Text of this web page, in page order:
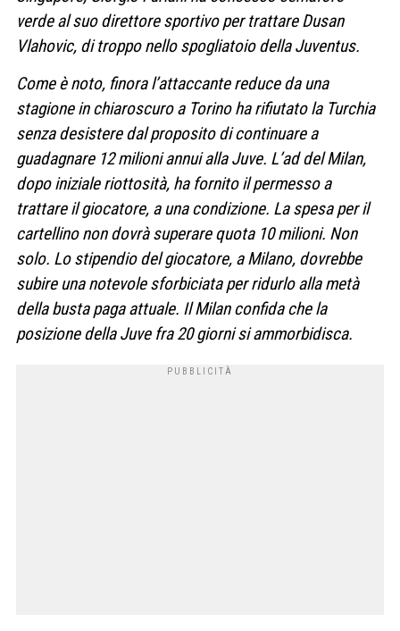
verde al suo direttore sportivo per trattare Dusan
Vlahovic, di troppo nello spogliatoio della Juventus.
Come è noto, finora l’attaccante reduce da una
stagione in chiaroscuro a Torino ha rifiutato la Turchia
senza desistere dal proposito di continuare a
guadagnare 12 milioni annui alla Juve. L’ad del Milan,
dopo iniziale riottosità, ha fornito il permesso a
trattare il giocatore, a una condizione. La spesa per il
cartellino non dovrà superare quota 10 milioni. Non
solo. Lo stipendio del giocatore, a Milano, dovrebbe
subire una notevole sforbiciata per ridurlo alla metà
della busta paga attuale. Il Milan confida che la
posizione della Juve fra 20 giorni si ammorbidisca.